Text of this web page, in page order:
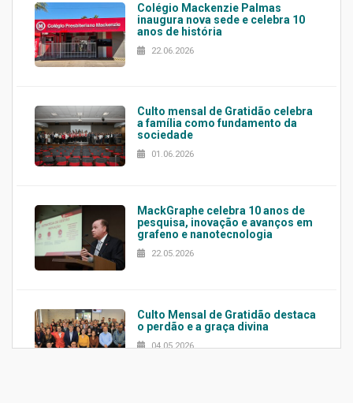
Colégio Mackenzie Palmas
inaugura nova sede e celebra 10
anos de história
22.06.2026
Culto mensal de Gratidão celebra
a família como fundamento da
sociedade
01.06.2026
MackGraphe celebra 10 anos de
pesquisa, inovação e avanços em
grafeno e nanotecnologia
22.05.2026
Culto Mensal de Gratidão destaca
o perdão e a graça divina
04.05.2026